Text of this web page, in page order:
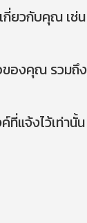
วกับคุณ เ
องคุณ รวม
ที่แจ้งไว้เท่านั้น